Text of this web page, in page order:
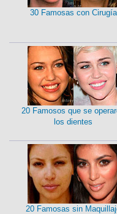
30 Famosas con Cirugía
20 Famosos que se
los dientes
20 Famosas sin